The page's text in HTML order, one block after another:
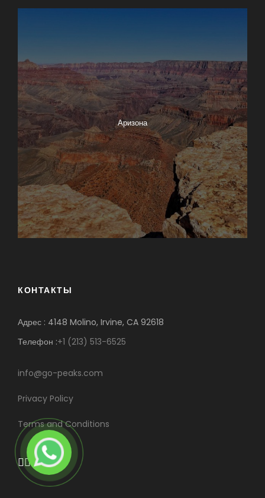
Аризона
КОНТАКТЫ
Адрес : 4148 Molino, Irvine, CA 92618
Телефон :+1 (213) 513-6525
info@go-peaks.com
Privacy Policy
Terms and Conditions